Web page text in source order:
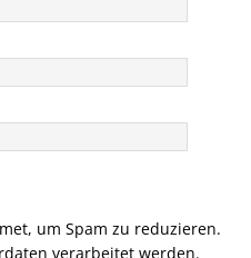
um Spam zu reduzieren.
verarbeitet werden.